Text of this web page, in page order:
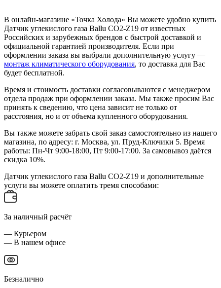
В онлайн-магазине «Точка Холода» Вы можете удобно купить
Датчик углекислого газа Ballu CO2-Z19 от известных
Российских и зарубежных брендов с быстрой доставкой и
официальной гарантией производителя. Если при
оформлении заказа вы выбрали дополнительную услугу —
монтаж климатического оборудования, то доставка для Вас
будет бесплатной.
Время и стоимость доставки согласовываются с менеджером
отдела продаж при оформлении заказа. Мы также просим Вас
принять к сведению, что цена зависит не только от
расстояния, но и от объема купленного оборудования.
Вы также можете забрать свой заказ самостоятельно из нашего
магазина, по адресу: г. Москва, ул. Пруд-Ключики 5. Время
работы: Пн-Чт 9:00-18:00, Пт 9:00-17:00. За самовывоз даётся
скидка 10%.
Датчик углекислого газа Ballu CO2-Z19 и дополнительные
услуги вы можете оплатить тремя способами:
За наличный расчёт
— Курьером
— В нашем офисе
Безналично